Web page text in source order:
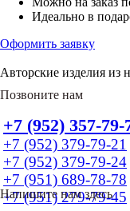
Идеально в
Оформить заявку
Авторские изделия из
Позвоните нам
+7 (952) 357-79-
+7 (952) 379-79-21
+7 (952) 379-79-24
+7 (951) 689-78-78
+7 (951) 279-79-45
Напишите нам здесь